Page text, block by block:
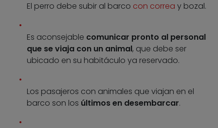
El perro debe subir al barco con correa y bozal.
Es aconsejable comunicar pronto al personal
que se viaja con un animal, que debe ser
ubicado en su habitáculo ya reservado.
Los pasajeros con animales que viajan en el
barco son los últimos en desembarcar.